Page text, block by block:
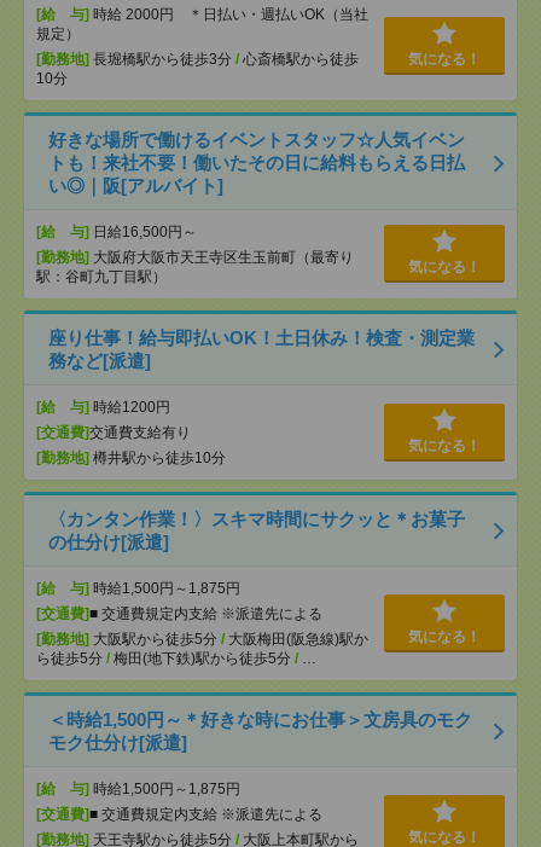
[給 与] 時給 2000円 ＊日払い・週払いOK（当社
規定）
[勤務地] 長堀橋駅から徒歩3分 / 心斎橋駅から徒歩
10分
気になる！
好きな場所で働けるイベントスタッフ☆人気イベン
トも！来社不要！働いたその日に給料もらえる日払
い◎｜阪[アルバイト]
[給 与] 日給16,500円～
[勤務地] 大阪府大阪市天王寺区生玉前町（最寄り
駅：谷町九丁目駅）
気になる！
座り仕事！給与即払いOK！土日休み！検査・測定業
務など[派遣]
[給 与] 時給1200円
[交通費]交通費支給有り
[勤務地] 樽井駅から徒歩10分
気になる！
〈カンタン作業！〉スキマ時間にサクッと＊お菓子
の仕分け[派遣]
[給 与] 時給1,500円～1,875円
[交通費]■ 交通費規定内支給 ※派遣先による
[勤務地] 大阪駅から徒歩5分 / 大阪梅田(阪急線)駅か
ら徒歩5分 / 梅田(地下鉄)駅から徒歩5分 / …
気になる！
＜時給1,500円～＊好きな時にお仕事＞文房具のモク
モク仕分け[派遣]
[給 与] 時給1,500円～1,875円
[交通費]■ 交通費規定内支給 ※派遣先による
[勤務地] 天王寺駅から徒歩5分 / 大阪上本町駅から
気になる！